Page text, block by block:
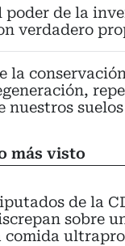
poder de la
verdadero
la
nuestros suelos
más visto
de la
sobre
comida